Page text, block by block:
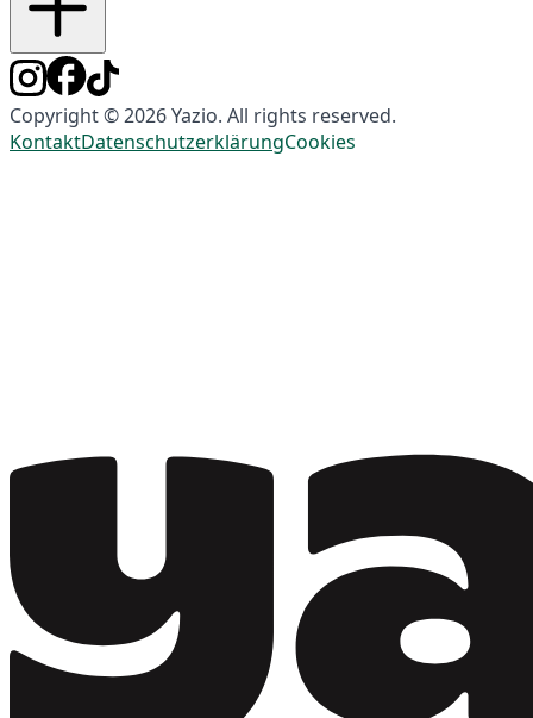
Copyright © 2026 Yazio. All rights reserved.
KontaktDatenschutzerklärungCookies